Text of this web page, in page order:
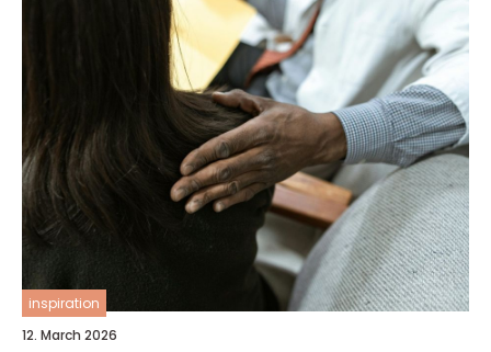
inspiration
12. March 2026